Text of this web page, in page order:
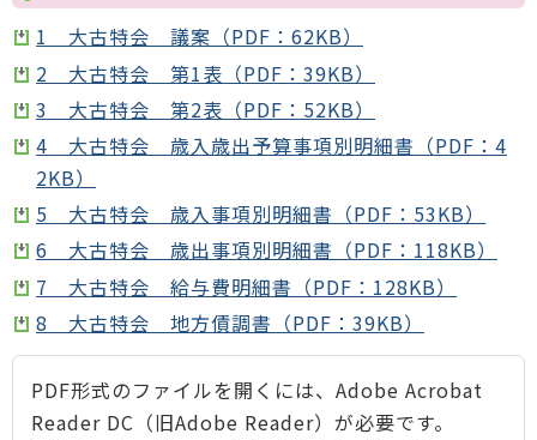
1 大古特会 議案（PDF：62KB）
2 大古特会 第1表（PDF：39KB）
3 大古特会 第2表（PDF：52KB）
4 大古特会 歳入歳出予算事項別明細書（PDF：4
2KB）
5 大古特会 歳入事項別明細書（PDF：53KB）
6 大古特会 歳出事項別明細書（PDF：118KB）
7 大古特会 給与費明細書（PDF：128KB）
8 大古特会 地方債調書（PDF：39KB）
PDF形式のファイルを開くには、Adobe Acrobat
Reader DC（旧Adobe Reader）が必要です。